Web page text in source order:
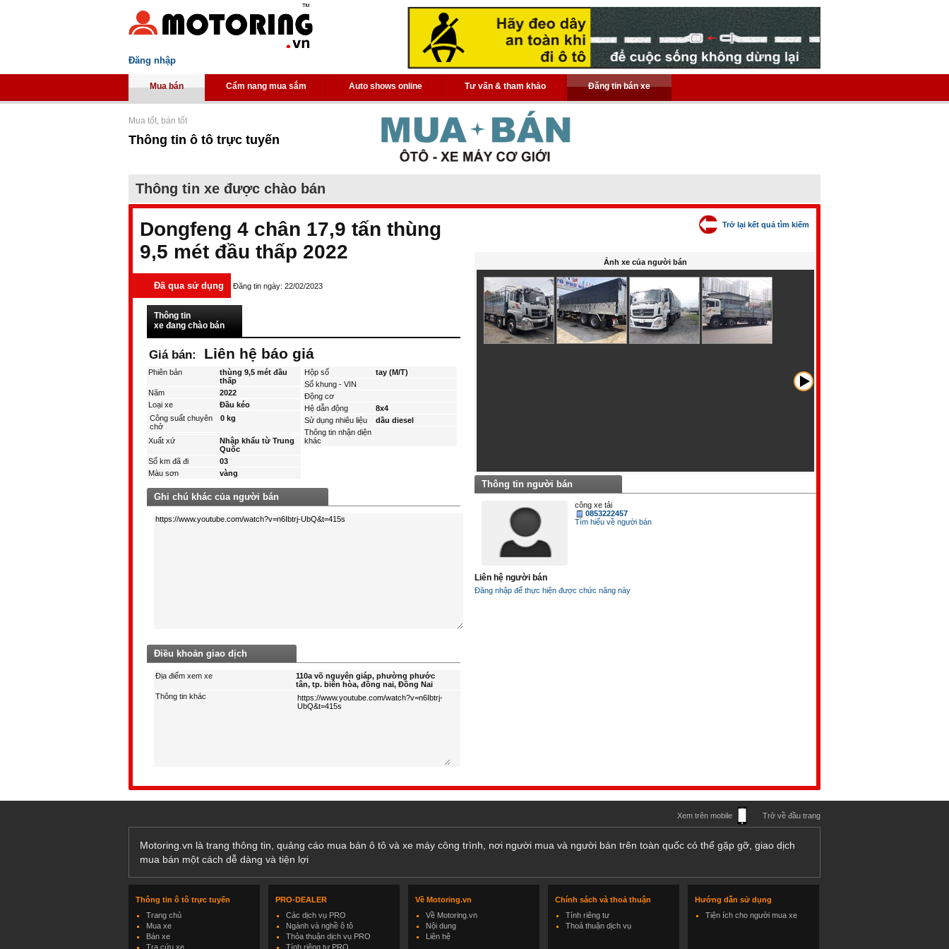
Đăng nhập
Mua bán Cẩm nang mua sắm Auto shows online Tư vấn & tham khảo Đăng tin bán xe
Mua tốt, bán tốt
Thông tin ô tô trực tuyến
Thông tin xe được chào bán
Dongfeng 4 chân 17,9 tấn thùng
9,5 mét đầu thấp 2022
Đã qua sử dụng Đăng tin ngày: 22/02/2023
Thông tin
xe đang chào bán
Giá bán: Liên hệ báo giá
Phiên bản
thùng 9,5 mét đầu
thấp
Năm
2022
Loại xe
Đầu kéo
Công suất chuyên
chở
0 kg
Xuất xứ
Nhập khẩu từ Trung
Quốc
Số km đã đi
03
Màu sơn
vàng
Hộp số
tay (M/T)
Số khung - VIN
Động cơ
Hệ dẫn động
8x4
Sử dụng nhiêu liệu
dầu diesel
Thông tin nhận diện
khác
Ghi chú khác của người bán
Điều khoản giao dịch
Địa điểm xem xe
110a võ nguyên giáp, phường phước
tân, tp. biên hòa, đồng nai, Ðồng Nai
Thông tin khác
Trở lại kết quả tìm kiếm
Ảnh xe của người bán
Thông tin người bán
công xe tải
0853222457
Tìm hiểu về người bán
Liên hệ người bán
Đăng nhập để thực hiện được chức năng này
Xem trên mobile Trở về đầu trang
Motoring.vn là trang thông tin, quảng cáo mua bán ô tô và xe máy công trình, nơi người mua và người bán trên toàn quốc có thể gặp gỡ, giao dịch
mua bán một cách dễ dàng và tiện lợi
Thông tin ô tô trực tuyến
Trang chủ
Mua xe
Bán xe
Tra cứu xe
PRO-DEALER
Các dịch vụ PRO
Ngành và nghề ô tô
Thỏa thuận dịch vụ PRO
Tính riêng tư PRO
Về Motoring.vn
Về Motoring.vn
Nội dung
Liên hệ
Chính sách và thoả thuận
Tính riêng tư
Thoả thuận dịch vụ
Hướng dẫn sử dụng
Tiện ích cho người mua xe